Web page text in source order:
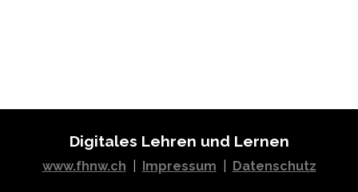
Digitales Lehren und Lernen
www.fhnw.ch Impressum Datenschutz